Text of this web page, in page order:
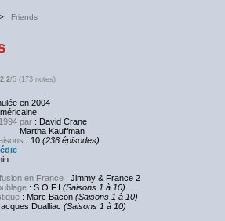
> Friends
2.2/5 (173 notes)
en 2004
par : David Crane
Kauffman
: 10 (236 épisodes)
en France : Jimmy & France 2
: S.O.F.I (Saisons 1 à 10)
: Marc Bacon (Saisons 1 à 10)
Dualliac (Saisons 1 à 10)